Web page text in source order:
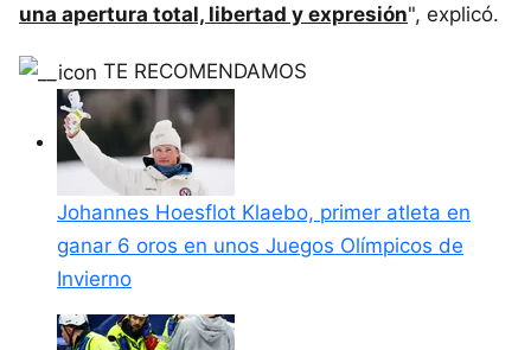
una apertura total, libertad y expresión", explicó.
TE RECOMENDAMOS
Johannes Hoesflot Klaebo, primer atleta en
ganar 6 oros en unos Juegos Olímpicos de
Invierno